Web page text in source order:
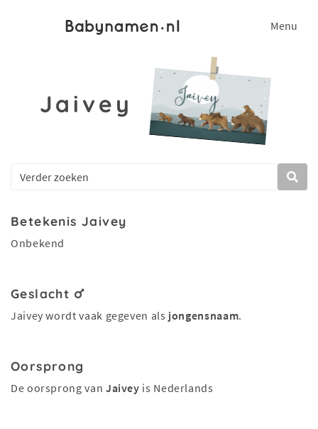
Menu
Jaivey
Betekenis Jaivey
Onbekend
Geslacht
Jaivey wordt vaak gegeven als jongensnaam.
Oorsprong
De oorsprong van Jaivey is Nederlands